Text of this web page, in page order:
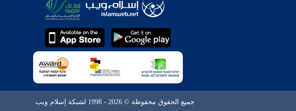
جميع الحقوق محفوظة © 2026 - 1998 لشبكة إسلام ويب